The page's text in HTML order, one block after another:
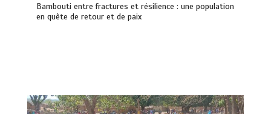
Bambouti entre fractures et résilience : une population
en quête de retour et de paix